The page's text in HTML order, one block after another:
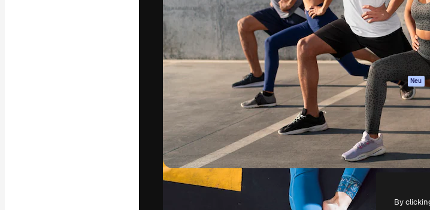
Deutsch
KI-
Stock-Inhalte
MCP für
Claude/
Agenten Neu
API
Mobile App
Alle Magnific-
Copyright © 2010- 2026 Freepik Company S.L.U.Alle Rechte
By